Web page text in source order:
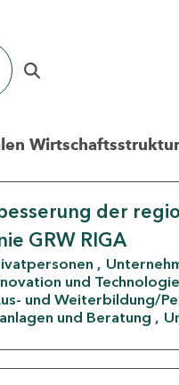
der
GRW RIGA
und Technologie
und Weiterbildung/
und Beratung